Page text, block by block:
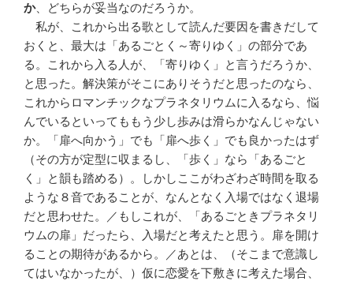
か、どちらが妥当なのだろうか。
私が、これから出る歌として読んだ要因を書きだして
おくと、最大は「あるごとく～寄りゆく」の部分であ
る。これから入る人が、「寄りゆく」と言うだろうか、
と思った。解決策がそこにありそうだと思ったのなら、
これからロマンチックなプラネタリウムに入るなら、悩
んでいるといってももう少し歩みは滑らかなんじゃない
か。「扉へ向かう」でも「扉へ歩く」でも良かったはず
（その方が定型に収まるし、「歩く」なら「あるごと
く」と韻も踏める）。しかしここがわざわざ時間を取る
ような８音であることが、なんとなく入場ではなく退場
だと思わせた。／もしこれが、「あるごときプラネタリ
ウムの扉」だったら、入場だと考えたと思う。扉を開け
ることの期待があるから。／あとは、（そこまで意識し
てはいなかったが、）仮に恋愛を下敷きに考えた場合、